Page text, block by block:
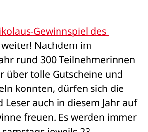
Gewinnspiel des
Nachdem im
rund 300 Teilnehmerinnen
über tolle Gutscheine und
konnten, dürfen sich die
Leser auch in diesem Jahr auf
freuen. Es werden immer